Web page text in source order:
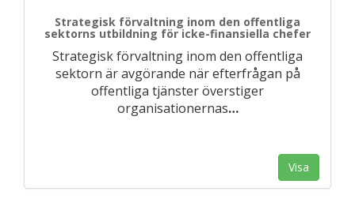
Strategisk förvaltning inom den offentliga
sektorns utbildning för icke-finansiella chefer
Strategisk förvaltning inom den offentliga
sektorn är avgörande när efterfrågan på
offentliga tjänster överstiger
organisationernas…
Visa